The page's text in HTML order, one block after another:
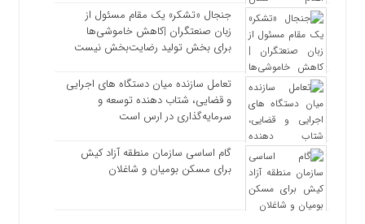
جنجال «تشکر» یک مقام مسئول از
زبان صنعتگران |کاهش خاموشی‌ها
برای بخش تولید رضایت‌بخش نیست
تعامل سازنده میان دستگاه‌ های اجرایی
و قضایی، شتاب‌ دهنده توسعه و
سرمایه‌گذاری در ارس است
گام اساسی سازمان منطقه آزاد کیش
برای مسکن بومیان و شاغلان